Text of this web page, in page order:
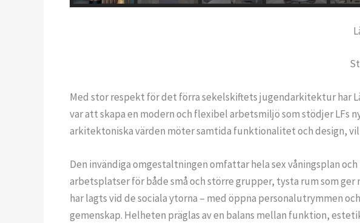
Med stor respekt för det förra sekelskiftets jugendarkitektur har
var att skapa en modern och flexibel arbetsmiljö som stödjer LFs
arkitektoniska värden möter samtida funktionalitet och design,
Den invändiga omgestaltningen omfattar hela sex våningsplan
arbetsplatser för både små och större grupper, tysta rum som
har lagts vid de sociala ytorna – med öppna personalutrymmen
gemenskap. Helheten präglas av en balans mellan funktion,